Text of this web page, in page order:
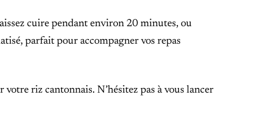
cuire pendant environ 20 minutes, ou
parfait pour accompagner vos repas
riz cantonnais. N’hésitez pas à vous lancer